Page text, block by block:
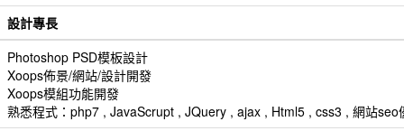
設計專長
Photoshop PSD模板設計
Xoops佈景/網站/設計開發
Xoops模組功能開發
熟悉程式：php7 , JavaScrupt , JQuery , ajax , Html5 , css3 , 網站seo